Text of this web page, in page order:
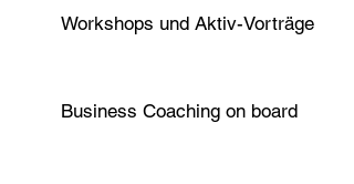
Workshops und Aktiv-Vorträge
Business Coaching on board